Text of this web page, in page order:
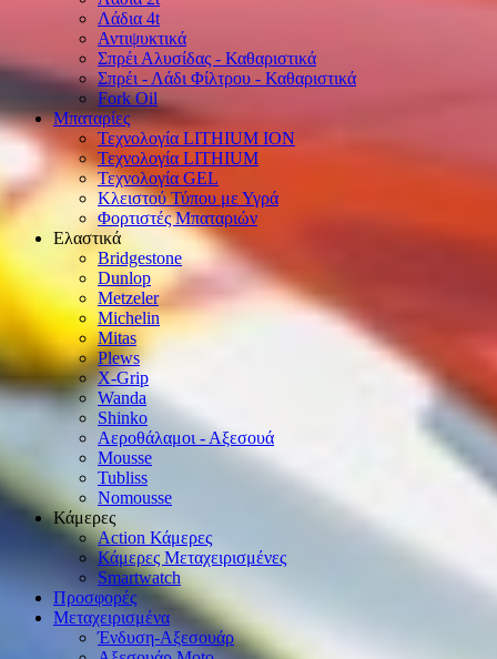
Λάδια 4t
Αντιψυκτικά
Σπρέι Αλυσίδας - Καθαριστικά
Σπρέι - Λάδι Φίλτρου - Καθαριστικά
Fork Oil
Μπαταρίες
Τεχνολογία LITHIUM ION
Τεχνολογία LITHIUM
Τεχνολογία GEL
Κλειστού Τύπου με Υγρά
Φορτιστές Μπαταριών
Ελαστικά
Bridgestone
Dunlop
Metzeler
Michelin
Mitas
Plews
X-Grip
Wanda
Shinko
Αεροθάλαμοι - Αξεσουά
Mousse
Tubliss
Nomousse
Κάμερες
Action Κάμερες
Κάμερες Μεταχειρισμένες
Smartwatch
Προσφορές
Μεταχειρισμένα
Ένδυση-Αξεσουάρ